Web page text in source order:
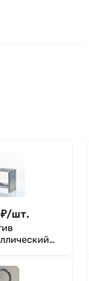
₽/шт.
43, M. Med